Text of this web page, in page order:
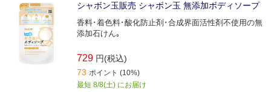
シャボン玉販売 シャボン玉 無添加ボディソープ
香料･着色料･酸化防止剤･合成界面活性剤不使用の無
添加石けん｡
729 円(税込)
73 ポイント (10%)
最短 8/8(土) にお届け